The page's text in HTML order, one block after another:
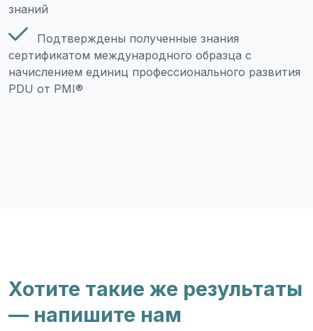
знаний
Подтверждены полученные знания
сертификатом международного образца с
начислением единиц профессионального развития
PDU от PMI®
Хотите такие же результаты
— напишите нам